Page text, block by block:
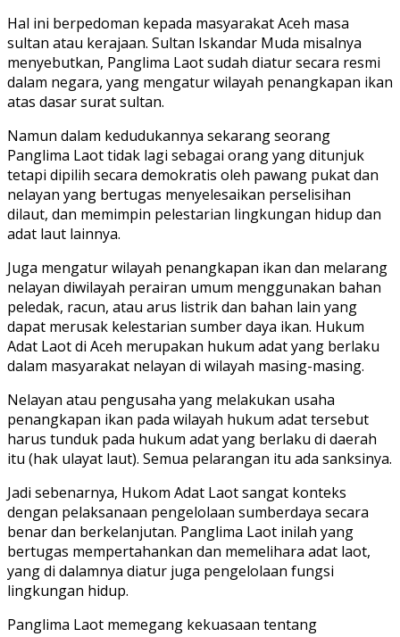
Hal ini berpedoman kepada masyarakat Aceh masa
sultan atau kerajaan. Sultan Iskandar Muda misalnya
menyebutkan, Panglima Laot sudah diatur secara resmi
dalam negara, yang mengatur wilayah penangkapan ikan
atas dasar surat sultan.
Namun dalam kedudukannya sekarang seorang
Panglima Laot tidak lagi sebagai orang yang ditunjuk
tetapi dipilih secara demokratis oleh pawang pukat dan
nelayan yang bertugas menyelesaikan perselisihan
dilaut, dan memimpin pelestarian lingkungan hidup dan
adat laut lainnya.
Juga mengatur wilayah penangkapan ikan dan melarang
nelayan diwilayah perairan umum menggunakan bahan
peledak, racun, atau arus listrik dan bahan lain yang
dapat merusak kelestarian sumber daya ikan. Hukum
Adat Laot di Aceh merupakan hukum adat yang berlaku
dalam masyarakat nelayan di wilayah masing-masing.
Nelayan atau pengusaha yang melakukan usaha
penangkapan ikan pada wilayah hukum adat tersebut
harus tunduk pada hukum adat yang berlaku di daerah
itu (hak ulayat laut). Semua pelarangan itu ada sanksinya.
Jadi sebenarnya, Hukom Adat Laot sangat konteks
dengan pelaksanaan pengelolaan sumberdaya secara
benar dan berkelanjutan. Panglima Laot inilah yang
bertugas mempertahankan dan memelihara adat laot,
yang di dalamnya diatur juga pengelolaan fungsi
lingkungan hidup.
Panglima Laot memegang kekuasaan tentang